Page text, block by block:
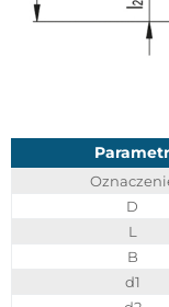
Parametr
D
L
B
d1